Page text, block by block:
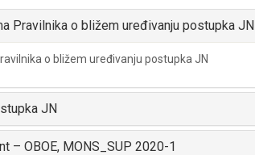
Pravilnika o bližem uređivanju postupka JN
o bližem uređivanju postupka JN
JN
– OBOE, MONS_SUP 2020-1